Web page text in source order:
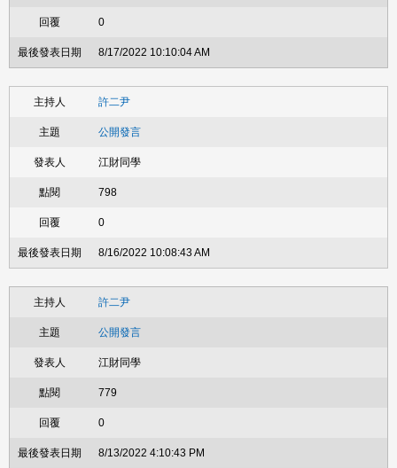
0
8/17/2022 10:10:04 AM
許二尹
公開發言
江財同學
798
0
8/16/2022 10:08:43 AM
許二尹
公開發言
江財同學
779
0
8/13/2022 4:10:43 PM